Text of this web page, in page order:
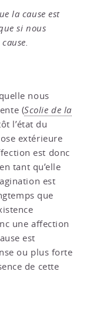
la cause est
si nous
nous
(Scolie de la
l’état du
extérieure
est donc
tant qu’elle
est
que
une affection
est
ou plus forte
de cette